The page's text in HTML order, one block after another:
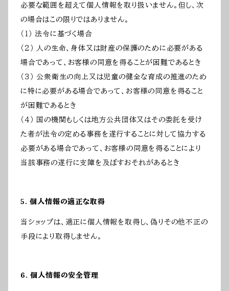
必要な範囲を超えて個人情報を取り扱いません。但し、次
の場合はこの限りではありません。
（１） 法令に基づく場合
（２） 人の生命、身体又は財産の保護のために必要がある
場合であって、お客様の同意を得ることが困難であるとき
（３） 公衆衛生の向上又は児童の健全な育成の推進のため
に特に必要がある場合であって、お客様の同意を得ること
が困難であるとき
（４） 国の機関もしくは地方公共団体又はその委託を受け
た者が法令の定める事務を遂行することに対して協力する
必要がある場合であって、お客様の同意を得ることにより
当該事務の遂行に支障を及ぼすおそれがあるとき
5. 個人情報の適正な取得
当ショップは、適正に個人情報を取得し、偽りその他不正の
手段により取得しません。
6. 個人情報の安全管理